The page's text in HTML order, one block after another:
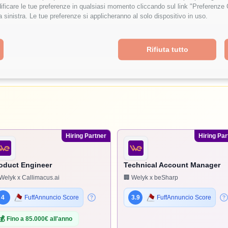
le tue preferenze in qualsiasi momento cliccando sul link "Preferenze
sinistra. Le tue preferenze si applicheranno al solo dispositivo in uso.
Rifiuta tutto
Hiring Partner
Engineer
x Callimacus.ai
4 FuffAnnuncio Score
Fino a 85.000€ all'anno
Hiring
Technical Account Manager
🏢 Welyk x beSharp
3.9 FuffAnnuncio Score